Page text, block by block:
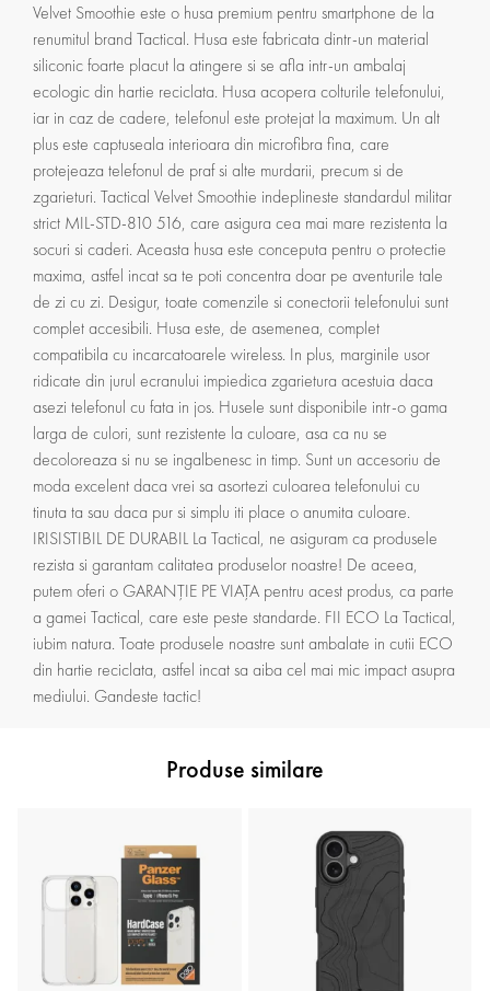
Velvet Smoothie este o husa premium pentru smartphone de la
renumitul brand Tactical. Husa este fabricata dintr-un material
siliconic foarte placut la atingere si se afla intr-un ambalaj
ecologic din hartie reciclata. Husa acopera colturile telefonului,
iar in caz de cadere, telefonul este protejat la maximum. Un alt
plus este captuseala interioara din microfibra fina, care
protejeaza telefonul de praf si alte murdarii, precum si de
zgarieturi. Tactical Velvet Smoothie indeplineste standardul militar
strict MIL-STD-810 516, care asigura cea mai mare rezistenta la
socuri si caderi. Aceasta husa este conceputa pentru o protectie
maxima, astfel incat sa te poti concentra doar pe aventurile tale
de zi cu zi. Desigur, toate comenzile si conectorii telefonului sunt
complet accesibili. Husa este, de asemenea, complet
compatibila cu incarcatoarele wireless. In plus, marginile usor
ridicate din jurul ecranului impiedica zgarietura acestuia daca
asezi telefonul cu fata in jos. Husele sunt disponibile intr-o gama
larga de culori, sunt rezistente la culoare, asa ca nu se
decoloreaza si nu se ingalbenesc in timp. Sunt un accesoriu de
moda excelent daca vrei sa asortezi culoarea telefonului cu
tinuta ta sau daca pur si simplu iti place o anumita culoare.
IRISISTIBIL DE DURABIL La Tactical, ne asiguram ca produsele
rezista si garantam calitatea produselor noastre! De aceea,
putem oferi o GARANȚIE PE VIAȚA pentru acest produs, ca parte
a gamei Tactical, care este peste standarde. FII ECO La Tactical,
iubim natura. Toate produsele noastre sunt ambalate in cutii ECO
din hartie reciclata, astfel incat sa aiba cel mai mic impact asupra
mediului. Gandeste tactic!
Produse similare